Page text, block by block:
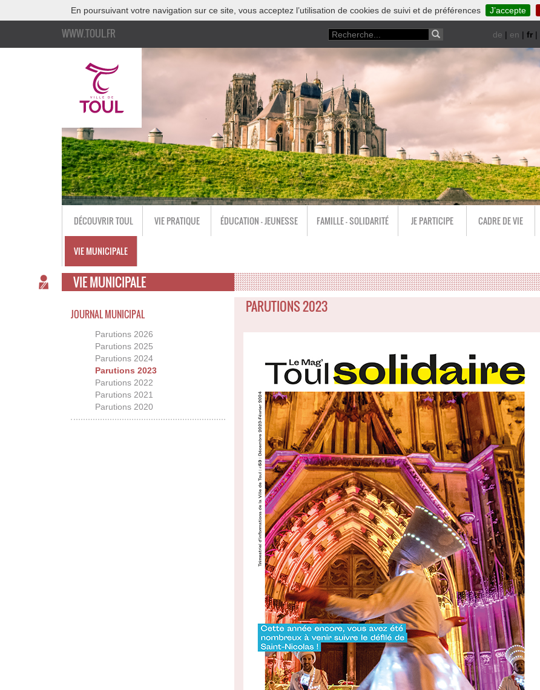
En poursuivant votre navigation sur ce site, vous acceptez l’utilisation de cookies de suivi et de préférences J’accepte
WWW.TOUL.FR de | en | fr |
DÉCOUVRIR TOUL VIE PRATIQUE ÉDUCATION - JEUNESSE FAMILLE - SOLIDARITÉ JE PARTICIPE CADRE DE VIE
VIE MUNICIPALE
VIE MUNICIPALE
JOURNAL MUNICIPAL
Parutions 2026
Parutions 2025
Parutions 2024
Parutions 2023
Parutions 2022
Parutions 2021
Parutions 2020
PARUTIONS 2023